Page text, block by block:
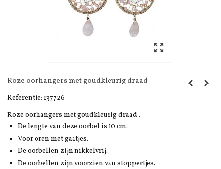
Roze oorhangers met goudkleurig draad
Referentie: 137726
Roze oorhangers met goudkleurig draad .
De lengte van deze oorbel is 10 cm.
Voor oren met gaatjes.
De oorbellen zijn nikkelvrij.
De oorbellen zijn voorzien van stoppertjes.